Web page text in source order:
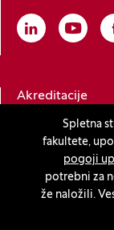
Spletna
fakultete,
pogoji
potrebni za
že naložili.
Linkedin
(Odpre se v
Akreditacije
(Odpre se v